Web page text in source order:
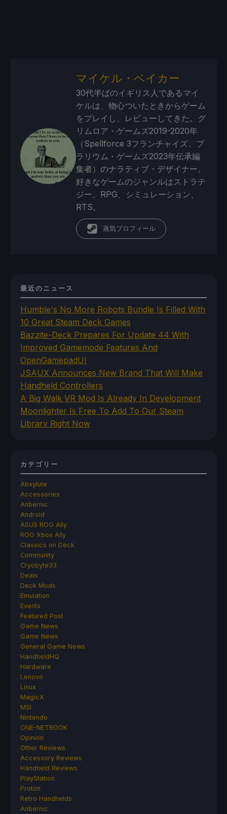
マイケル・ベイカー
30代半ばのイギリス人であるマイ
ケルは、物心ついたときからゲーム
をプレイし、レビューしてきた。グ
リムロア・ゲームズ2019-2020年
（Spellforce 3フランチャイズ、プ
ラリウム・ゲームズ2023年伝承編
集者）のナラティブ・デザイナー。
好きなゲームのジャンルはストラテ
ジー、RPG、シミュレーション、
RTS。
蒸気プロフィール
最近のニュース
Humble's No More Robots Bundle Is Filled With
10 Great Steam Deck Games
Bazzite-Deck Prepares For Update 44 With
Improved Gamemode Features And
OpenGamepadUI
JSAUX Announces New Brand That Will Make
Handheld Controllers
A Big Walk VR Mod Is Already In Development
Moonlighter Is Free To Add To Our Steam
Library Right Now
カテゴリー
Abxylute
Accessories
Anbernic
Android
ASUS ROG Ally
ROG Xbox Ally
Classics on Deck
Community
Cryobyte33
Deals
Deck Mods
Emulation
Events
Featured Post
Game News
Game News
General Game News
HandheldHQ
Hardware
Lenovo
Linux
MagicX
MSI
Nintendo
ONE-NETBOOK
Opinion
Other Reviews
Accessory Reviews
Handheld Reviews
PlayStation
Proton
Retro Handhelds
Anbernic